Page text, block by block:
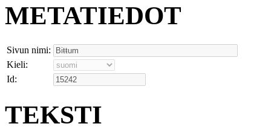
METATIEDOT
Sivun nimi:
Kieli:
Id:
TEKSTI